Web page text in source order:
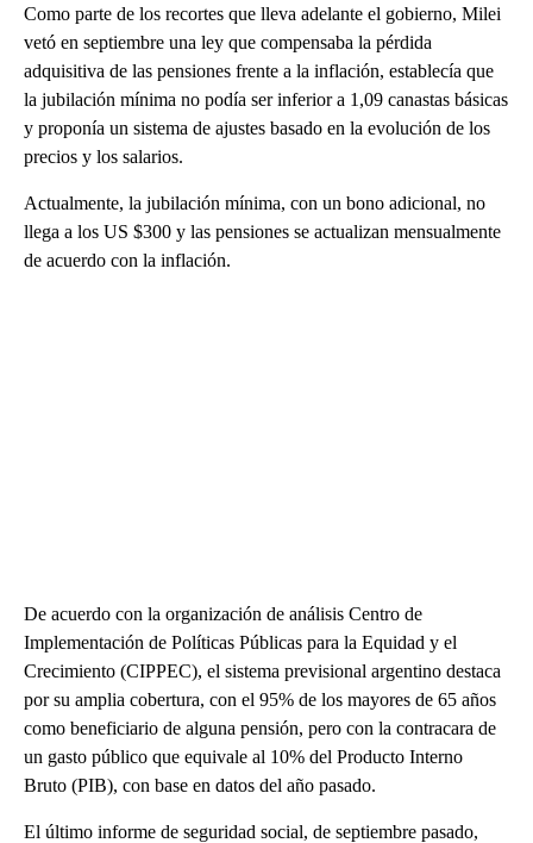
Como parte de los recortes que lleva adelante el gobierno, Milei
vetó en septiembre una ley que compensaba la pérdida
adquisitiva de las pensiones frente a la inflación, establecía que
la jubilación mínima no podía ser inferior a 1,09 canastas básicas
y proponía un sistema de ajustes basado en la evolución de los
precios y los salarios.
Actualmente, la jubilación mínima, con un bono adicional, no
llega a los US $300 y las pensiones se actualizan mensualmente
de acuerdo con la inflación.
De acuerdo con la organización de análisis Centro de
Implementación de Políticas Públicas para la Equidad y el
Crecimiento (CIPPEC), el sistema previsional argentino destaca
por su amplia cobertura, con el 95% de los mayores de 65 años
como beneficiario de alguna pensión, pero con la contracara de
un gasto público que equivale al 10% del Producto Interno
Bruto (PIB), con base en datos del año pasado.
El último informe de seguridad social, de septiembre pasado,